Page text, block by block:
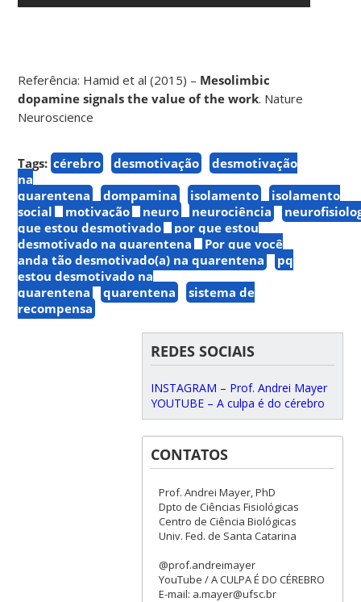
Referência: Hamid et al (2015) – Mesolimbic
dopamine signals the value of the work. Nature
Neuroscience
Tags: cérebro desmotivação
desmotivação
na
quarentena
dompamina isolamento
isolamento
social
motivação neuro neurociência
que estou desmotivado
por que estou
desmotivado na quarentena
Por que você
anda tão desmotivado(a) na quarentena
pq
estou desmotivado na
quarentena
quarentena
sistema de
recompensa
REDES SOCIAIS
INSTAGRAM – Prof. Andrei Mayer
YOUTUBE – A culpa é do cérebro
CONTATOS
Prof. Andrei Mayer, PhD
Dpto de Ciências Fisiológicas
Centro de Ciência Biológicas
Univ. Fed. de Santa Catarina
@prof.andreimayer
YouTube / A CULPA É DO CÉREBRO
E-mail: a.mayer@ufsc.br